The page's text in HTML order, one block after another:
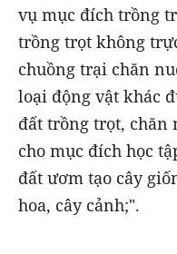
vụ mục đích trồng
trồng trọt không
chuồng trại chăn
loại động vật khác
đất trồng trọt, chăn
cho mục đích học
đất ươm tạo cây
hoa, cây cảnh;".